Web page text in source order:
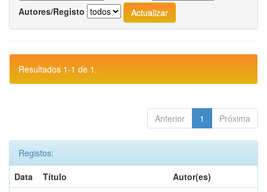
Autores/Registo
Resultados 1-1 de 1.
Anterior 1 Próxima
Registos:
Data
Título
Autor(es)